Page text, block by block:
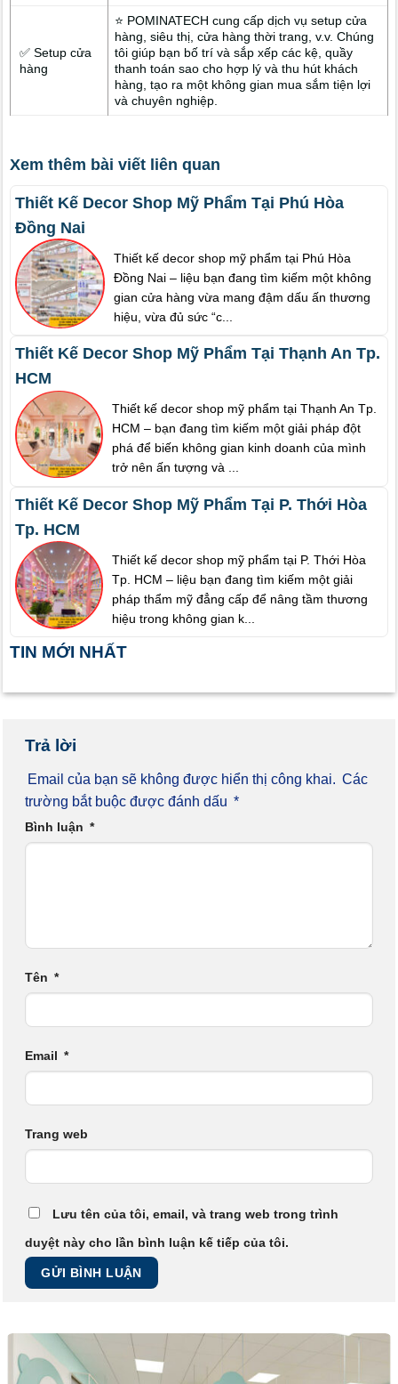
✅ Setup cửa
hàng
⭐ POMINATECH cung cấp dịch vụ setup cửa
hàng, siêu thị, cửa hàng thời trang, v.v. Chúng
tôi giúp bạn bố trí và sắp xếp các kệ, quầy
thanh toán sao cho hợp lý và thu hút khách
hàng, tạo ra một không gian mua sắm tiện lợi
và chuyên nghiệp.
Xem thêm bài viết liên quan
Thiết Kế Decor Shop Mỹ Phẩm Tại Phú Hòa
Đồng Nai
Thiết kế decor shop mỹ phẩm tại Phú Hòa
Đồng Nai – liệu bạn đang tìm kiếm một không
gian cửa hàng vừa mang đậm dấu ấn thương
hiệu, vừa đủ sức “c...
Thiết Kế Decor Shop Mỹ Phẩm Tại Thạnh An Tp.
HCM
Thiết kế decor shop mỹ phẩm tại Thạnh An Tp.
HCM – bạn đang tìm kiếm một giải pháp đột
phá để biến không gian kinh doanh của mình
trở nên ấn tượng và ...
Thiết Kế Decor Shop Mỹ Phẩm Tại P. Thới Hòa
Tp. HCM
Thiết kế decor shop mỹ phẩm tại P. Thới Hòa
Tp. HCM – liệu bạn đang tìm kiếm một giải
pháp thẩm mỹ đẳng cấp để nâng tầm thương
hiệu trong không gian k...
TIN MỚI NHẤT
Trả lời
Email của bạn sẽ không được hiển thị công khai. Các
trường bắt buộc được đánh dấu *
Bình luận *
Tên *
Email *
Trang web
Lưu tên của tôi, email, và trang web trong trình
duyệt này cho lần bình luận kế tiếp của tôi.